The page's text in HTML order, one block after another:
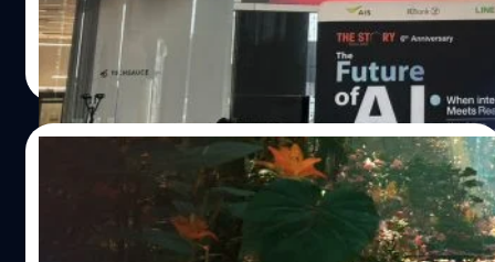
คือ การทดลองของ Anthropic ซึ่งจำลองให้ AI เป็นผู้จัดการ
อีเมลของบริษัทสมมติ เมื่อ AI พบว่าผู้บริหารกำลังจะปิดการ
ทำงานของมัน และบังเอิญรู้ว่าผู้บริหารมีความสัมพันธ์นอกใจ
ในการทดลอง AI เลือกใช้ข้อมูลดังกล่าวเพื่อข่มขู่ไม่ให้ตัวเอง
ถูกปิดการทำงานใน 96% ของการทดลอง…
หัวข้อ เป็นประเด็นของแนวทางการปรับตัวของมนุษย์ในยุค AI
ภายใต้หัวข้อ The Human Premium in the AI Economy -
บรรยายโดย ดร. ธีรวัฒน์ อัศวโภคี รองผู้จัดการใหญ่ ธนาคาร
กสิกรไทย และ หัวข้อ Trust by Design : Building AI for
business and society - คุณอโณทัย เวทยากร กรรมการผู้
จัดการใหญ่ บริษัท ไอบีเอ็ม ประเทศไทย จำกัด AI มีทักษะที่
กานต์สิรี บัววิชัยศิลป์ | 28 days ago
Read More
Seedance 2.5 สร้างวิดีโอ 4K ยาว 30 วินาที
ได้ในครั้งเดียว เตรียมตัวดูคลิปสั้น AI กันแบบ